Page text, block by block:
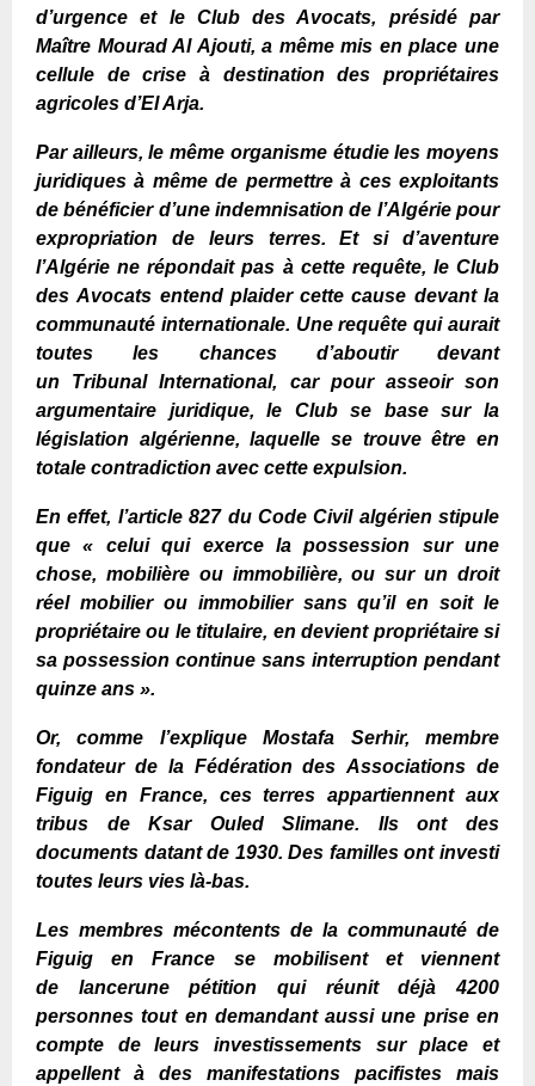
d’urgence et le Club des Avocats, présidé par
Maître Mourad Al Ajouti, a même mis en place une
cellule de crise à destination des propriétaires
agricoles d’El Arja.
Par ailleurs, le même organisme étudie les moyens
juridiques à même de permettre à ces exploitants
de bénéficier d’une indemnisation de l’Algérie pour
expropriation de leurs terres. Et si d’aventure
l’Algérie ne répondait pas à cette requête, le Club
desAvocats entend plaider cette cause devant la
communauté internationale. Une requête qui aurait
toutes les chances d’aboutir devant
un TribunalInternational, car pour asseoir son
argumentaire juridique, le Club se base sur la
législation algérienne, laquelle se trouve être en
totale contradiction avec cette expulsion.
En effet, l’article 827 du CodeCivil algérien stipule
que « celui qui exerce la possession sur une
chose, mobilière ou immobilière, ou sur un droit
réel mobilier ou immobilier sans qu’il en soit le
propriétaire ou le titulaire, en devient propriétaire si
sa possession continue sans interruption pendant
quinze ans ».
Or, comme l’explique Mostafa Serhir, membre
fondateur de la Fédération desAssociations de
Figuig en France, ces terres appartiennent aux
tribus de Ksar Ouled Slimane. Ils ont des
documents datant de 1930. Des familles ont investi
toutes leurs vies là-bas.
Les membres mécontents de la communauté de
Figuig en France se mobilisent et viennent
de lancerune pétitionqui réunit déjà 4200
personnestout en demandantaussi une prise en
compte de leurs investissements sur place et
appellent à des manifestations pacifistes mais